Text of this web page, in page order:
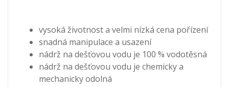
vysoká životnost a velmi nízká cena pořízení
snadná manipulace a usazení
nádrž na dešťovou vodu je 100 % vodotěsná
nádrž na dešťovou vodu je chemicky a
mechanicky odolná